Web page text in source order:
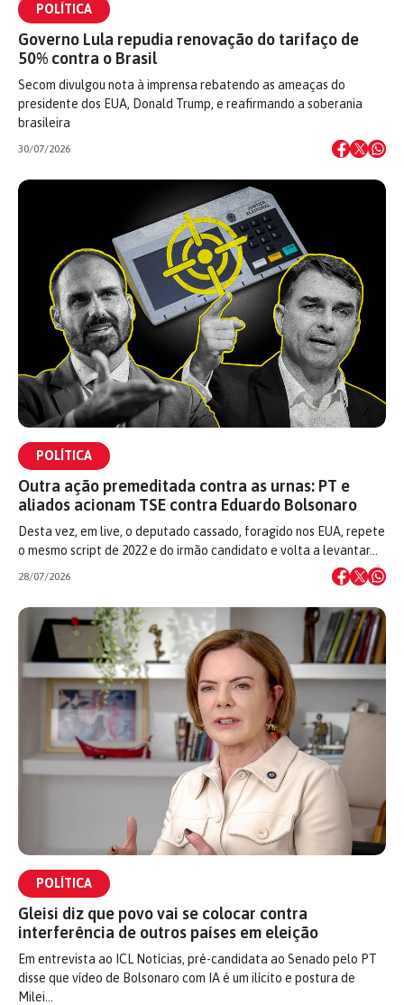
POLÍTICA
Governo Lula repudia renovação do tarifaço de
50% contra o Brasil
Secom divulgou nota à imprensa rebatendo as ameaças do
presidente dos EUA, Donald Trump, e reafirmando a soberania
brasileira
30/07/2026
POLÍTICA
Outra ação premeditada contra as urnas: PT e
aliados acionam TSE contra Eduardo Bolsonaro
Desta vez, em live, o deputado cassado, foragido nos EUA, repete
o mesmo script de 2022 e do irmão candidato e volta a levantar…
28/07/2026
POLÍTICA
Gleisi diz que povo vai se colocar contra
interferência de outros países em eleição
Em entrevista ao ICL Notícias, pré-candidata ao Senado pelo PT
disse que vídeo de Bolsonaro com IA é um ilícito e postura de
Milei…